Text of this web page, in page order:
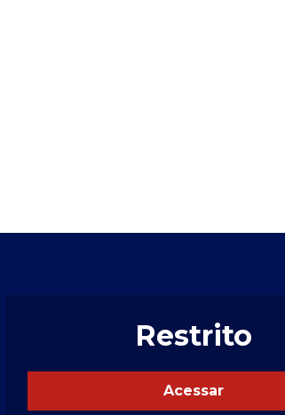
Restrito
Acessar